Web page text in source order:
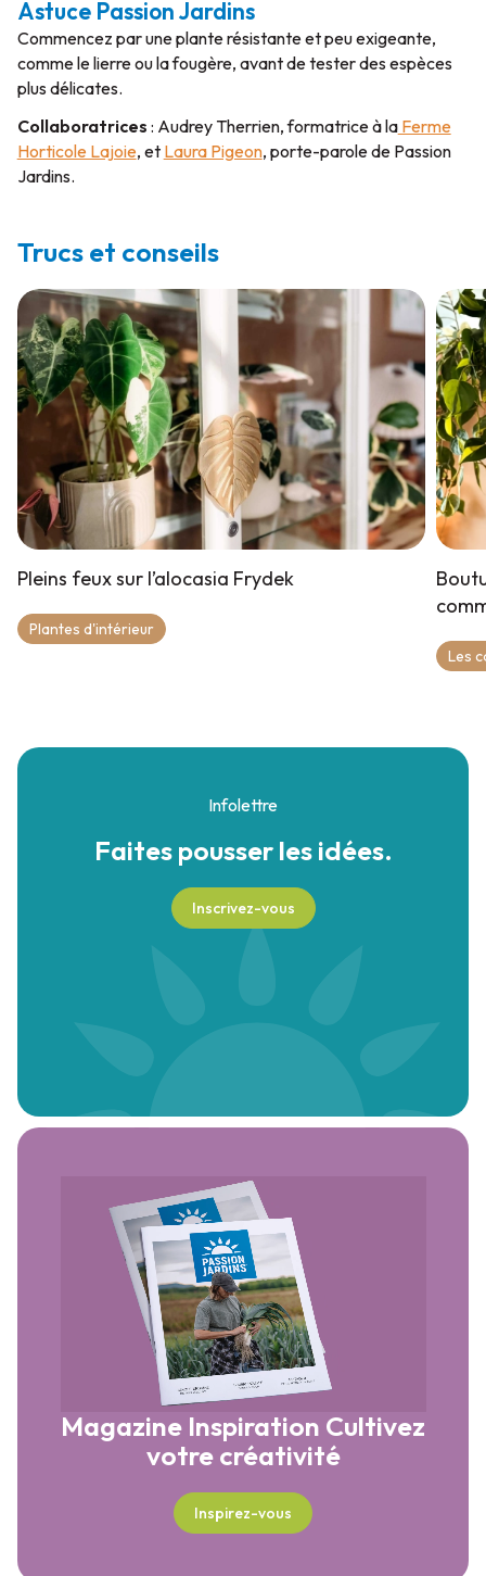
Astuce Passion Jardins
Commencez par une plante résistante et peu exigeante,
comme le lierre ou la fougère, avant de tester des espèces
plus délicates.
Collaboratrices : Audrey Therrien, formatrice à laFerme
Horticole Lajoie, et Laura Pigeon, porte-parole de Passion
Jardins.
Trucs et conseils
Pleins feux sur l’alocasia Frydek
Plantes d'intérieur
Les
Infolettre
Faites pousserles idées.
Inscrivez-vous
Magazine Inspiration Cultivez
votre créativité
Inspirez-vous